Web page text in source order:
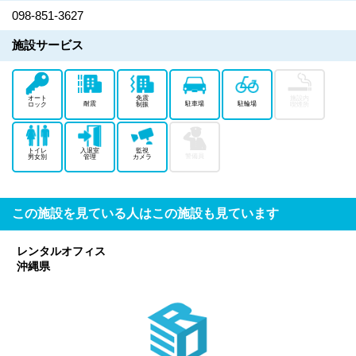
098-851-3627
施設サービス
オート
ロック
耐震
免震
制振
駐車場 駐輪場
トイレ
男女別
入退室
管理
監視
カメラ
この施設を見ている人はこの施設も見ています
レンタルオフィス
沖縄県